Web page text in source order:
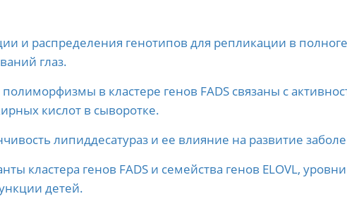
и распределения генотипов для репликации в
глаз.
в кластере генов FADS связаны с
кислот в сыворотке.
липиддесатураз и ее влияние на развитие
кластера генов FADS и семейства генов ELOVL,
детей.